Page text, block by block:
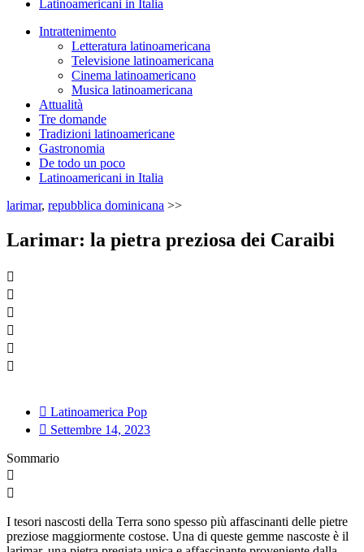
Latinoamericani in Italia
Intrattenimento
Letteratura latinoamericana
Televisione latinoamericana
Cinema latinoamericano
Musica latinoamericana
Attualità
Tre domande
Tradizioni latinoamericane
Gastronomia
De todo un poco
Latinoamericani in Italia
larimar, repubblica dominicana >>
Larimar: la pietra preziosa dei Caraibi
Latinoamerica Pop
Settembre 14, 2023
Sommario
I tesori nascosti della Terra sono spesso più affascinanti delle pietre
preziose maggiormente costose. Una di queste gemme nascoste è il